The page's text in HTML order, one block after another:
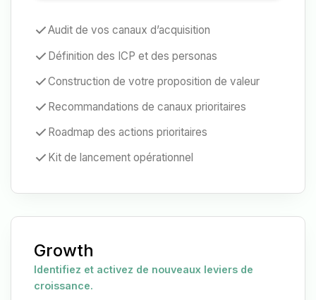
Audit de vos canaux d’acquisition
Définition des ICP et des personas
Construction de votre proposition de valeur
Recommandations de canaux prioritaires
Roadmap des actions prioritaires
Kit de lancement opérationnel
Growth
Identifiez et activez de nouveaux leviers de
croissance.